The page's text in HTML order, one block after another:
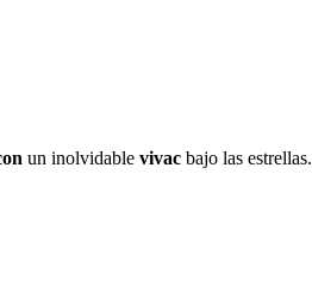
un inolvidable vivac bajo las estrellas.